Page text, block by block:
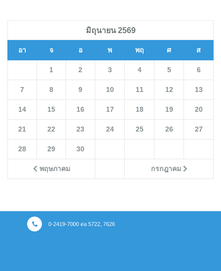
มิถุนายน 2569
อา จ อ พ พฤ ศ ส
พฤษภาคม กรกฎาคม
1 2 3 4 5 6
7 8 9 10 11 12 13
14 15 16 17 18 19 20
21 22 23 24 25 26 27
28 29 30
0-2419-7000 ต่อ 5722, 7626